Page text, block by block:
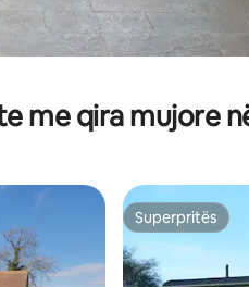
me qira mujore
Superpritës
Superpritës